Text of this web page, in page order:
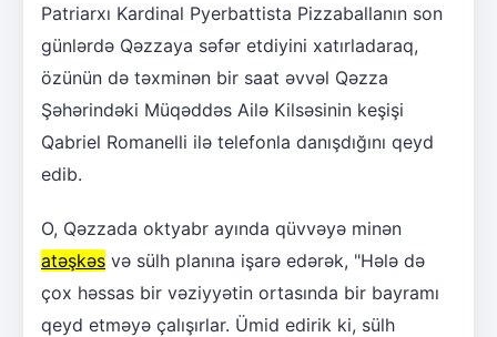
Patriarxı Kardinal Pyerbattista Pizzaballanın son
günlərdə Qəzzaya səfər etdiyini xatırladaraq,
özünün də təxminən bir saat əvvəl Qəzza
Şəhərindəki Müqəddəs Ailə Kilsəsinin keşişi
Qabriel Romanelli ilə telefonla danışdığını qeyd
edib.
O, Qəzzada oktyabr ayında qüvvəyə minən
atəşkəs və sülh planına işarə edərək, "Hələ də
çox həssas bir vəziyyətin ortasında bir bayramı
qeyd etməyə çalışırlar. Ümid edirik ki, sülh